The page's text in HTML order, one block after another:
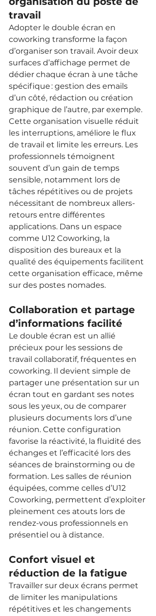
travail
Adopter le double écran en
coworking transforme la façon
d’organiser son travail. Avoir deux
surfaces d’affichage permet de
dédier chaque écran à une tâche
spécifique : gestion des emails
d’un côté, rédaction ou création
graphique de l’autre, par exemple.
Cette organisation visuelle réduit
les interruptions, améliore le flux
de travail et limite les erreurs. Les
professionnels témoignent
souvent d’un gain de temps
sensible, notamment lors de
tâches répétitives ou de projets
nécessitant de nombreux allers-
retours entre différentes
applications. Dans un espace
comme U12 Coworking, la
disposition des bureaux et la
qualité des équipements facilitent
cette organisation efficace, même
sur des postes nomades.
Collaboration et partage
d’informations facilité
Le double écran est un allié
précieux pour les sessions de
travail collaboratif, fréquentes en
coworking. Il devient simple de
partager une présentation sur un
écran tout en gardant ses notes
sous les yeux, ou de comparer
plusieurs documents lors d’une
réunion. Cette configuration
favorise la réactivité, la fluidité des
échanges et l’efficacité lors des
séances de brainstorming ou de
formation. Les salles de réunion
équipées, comme celles d’U12
Coworking, permettent d’exploiter
pleinement ces atouts lors de
rendez-vous professionnels en
présentiel ou à distance.
Confort visuel et
réduction de la fatigue
Travailler sur deux écrans permet
de limiter les manipulations
répétitives et les changements